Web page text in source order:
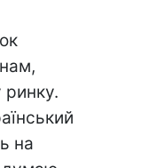
ринку.
на